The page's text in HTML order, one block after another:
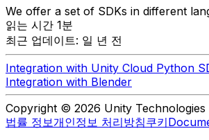
We offer a set of SDKs in different
읽는 시간 1분
최근 업데이트: 일 년 전
Integration with Unity Cloud Python
Integration with Blender
Copyright © 2026 Unity Technologies
법률 정보개인정보 처리방침쿠키